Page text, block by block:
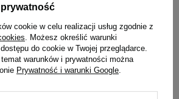
prywatność
cookie w celu realizacji usług zgodnie z
. Możesz określić warunki
do cookie w Twojej przeglądarce.
warunków i prywatności można
Prywatność i warunki Google